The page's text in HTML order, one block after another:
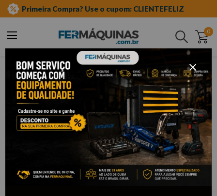
Primeira Compra? Use o cupom: CLIENTEFELIZ
0
Buscar
ferramentas manuais
chave especial
estrela aberta